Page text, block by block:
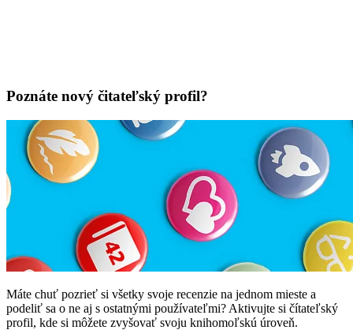
Poznáte nový čitateľský profil?
Máte chuť pozrieť si všetky svoje recenzie na jednom mieste a
podeliť sa o ne aj s ostatnými používateľmi? Aktivujte si čítateľský
profil, kde si môžete zvyšovať svoju knihomoľskú úroveň.